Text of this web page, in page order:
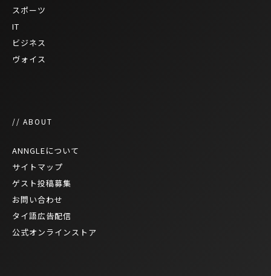
スポーツ
IT
ビジネス
ヴォイス
// ABOUT
ANNGLEについて
サイトマップ
ゲスト投稿募集
お問い合わせ
タイ語広告配信
公式オンラインストア